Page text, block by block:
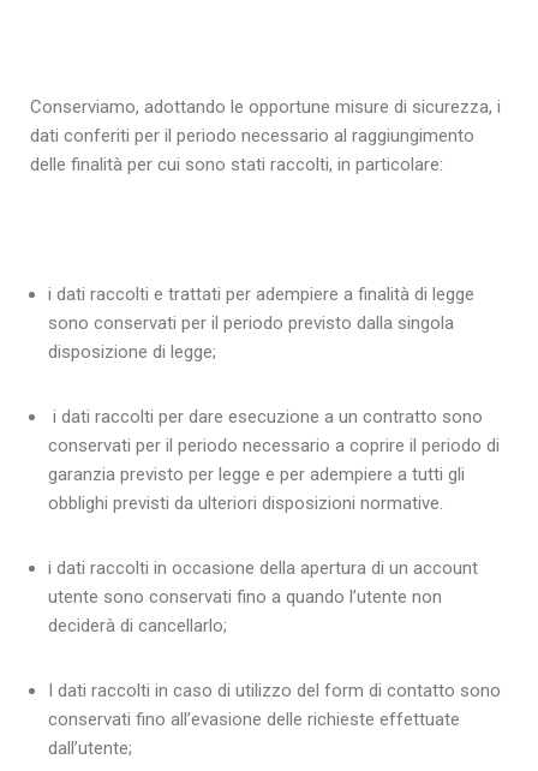
Conserviamo, adottando le opportune misure di sicurezza, i
dati conferiti per il periodo necessario al raggiungimento
delle finalità per cui sono stati raccolti, in particolare:
i dati raccolti e trattati per adempiere a finalità di legge
sono conservati per il periodo previsto dalla singola
disposizione di legge;
i dati raccolti per dare esecuzione a un contratto sono
conservati per il periodo necessario a coprire il periodo di
garanzia previsto per legge e per adempiere a tutti gli
obblighi previsti da ulteriori disposizioni normative.
i dati raccolti in occasione della apertura di un account
utente sono conservati fino a quando l’utente non
deciderà di cancellarlo;
I dati raccolti in caso di utilizzo del form di contatto sono
conservati fino all’evasione delle richieste effettuate
dall’utente;